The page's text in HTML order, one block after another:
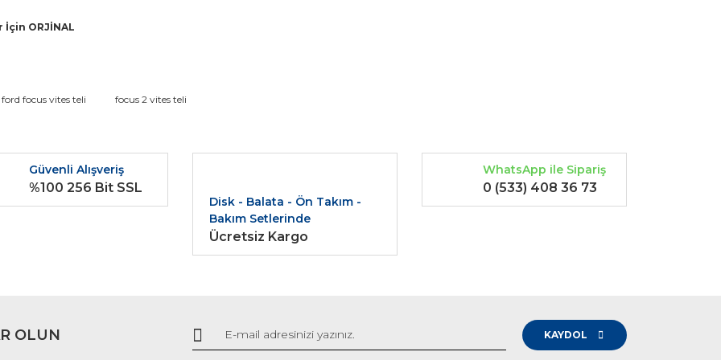
ORJİNAL
diğer konularda yetersiz gördüğünüz noktaları öneri formunu kullanarak tarafımıza iletebilirsiniz.
Gönder
ford focus vites teli focus 2 vites teli
Güvenli Alışveriş
%100 256 Bit SSL
Disk - Balata - Ön Takım -
Bakım Setlerinde
Ücretsiz Kargo
WhatsApp ile Sipariş
0 (533) 408 36 73
OLUN KAYDOL